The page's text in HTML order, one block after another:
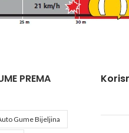
PREMA
Gume Bijeljina